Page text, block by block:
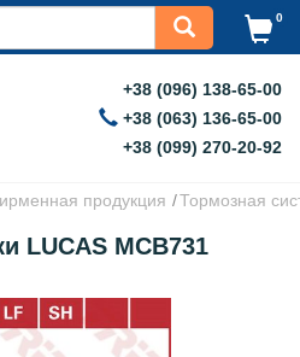
0
+38 (096) 138-65-00
+38 (063) 136-65-00
+38 (099) 270-20-92
продукция Тормозная
LUCAS MCB731